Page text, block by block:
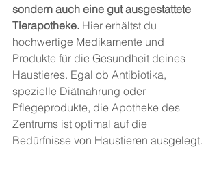
sondern auch eine gut ausgestattete
Tierapotheke. Hier erhältst du
hochwertige Medikamente und
Produkte für die Gesundheit deines
Haustieres. Egal ob Antibiotika,
spezielle Diätnahrung oder
Pflegeprodukte, die Apotheke des
Zentrums ist optimal auf die
Bedürfnisse von Haustieren ausgelegt.